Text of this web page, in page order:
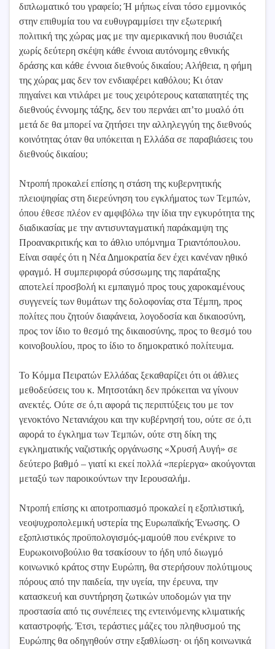
διπλωματικό του γραφείο; Ή μήπως είναι τόσο εμμονικός
στην επιθυμία του να ευθυγραμμίσει την εξωτερική
πολιτική της χώρας μας με την αμερικανική που θυσιάζει
χωρίς δεύτερη σκέψη κάθε έννοια αυτόνομης εθνικής
δράσης και κάθε έννοια διεθνούς δικαίου; Αλήθεια, η φήμη
της χώρας μας δεν τον ενδιαφέρει καθόλου; Κι όταν
πηγαίνει και ντιλάρει με τους χειρότερους καταπατητές της
διεθνούς έννομης τάξης, δεν του περνάει απ’το μυαλό ότι
μετά δε θα μπορεί να ζητήσει την αλληλεγγύη της διεθνούς
κοινότητας όταν θα υπόκειται η Ελλάδα σε παραβιάσεις του
διεθνούς δικαίου;
Ντροπή προκαλεί επίσης η στάση της κυβερνητικής
πλειοψηφίας στη διερεύνηση του εγκλήματος των Τεμπών,
όπου έθεσε πλέον εν αμφιβόλω την ίδια την εγκυρότητα της
διαδικασίας με την αντισυνταγματική παράκαμψη της
Προανακριτικής και το άθλιο υπόμνημα Τριαντόπουλου.
Είναι σαφές ότι η Νέα Δημοκρατία δεν έχει κανέναν ηθικό
φραγμό. Η συμπεριφορά σύσσωμης της παράταξης
αποτελεί προσβολή κι εμπαιγμό προς τους χαροκαμένους
συγγενείς των θυμάτων της δολοφονίας στα Τέμπη, προς
πολίτες που ζητούν διαφάνεια, λογοδοσία και δικαιοσύνη,
προς τον ίδιο το θεσμό της δικαιοσύνης, προς το θεσμό του
κοινοβουλίου, προς το ίδιο το δημοκρατικό πολίτευμα.
Το Κόμμα Πειρατών Ελλάδας ξεκαθαρίζει ότι οι άθλιες
μεθοδεύσεις του κ. Μητσοτάκη δεν πρόκειται να γίνουν
ανεκτές. Ούτε σε ό,τι αφορά τις περιπτύξεις του με τον
γενοκτόνο Νετανιάχου και την κυβέρνησή του, ούτε σε ό,τι
αφορά το έγκλημα των Τεμπών, ούτε στη δίκη της
εγκληματικής ναζιστικής οργάνωσης «Χρυσή Αυγή» σε
δεύτερο βαθμό – γιατί κι εκεί πολλά «περίεργα» ακούγονται
μεταξύ των παροικούντων την Ιερουσαλήμ.
Ντροπή επίσης κι αποτροπιασμό προκαλεί η εξοπλιστική,
νεοψυχροπολεμική υστερία της Ευρωπαϊκής Ένωσης. Ο
εξοπλιστικός προϋπολογισμός-μαμούθ που ενέκρινε το
Ευρωκοινοβούλιο θα τσακίσουν το ήδη υπό διωγμό
κοινωνικό κράτος στην Ευρώπη, θα στερήσουν πολύτιμους
πόρους από την παιδεία, την υγεία, την έρευνα, την
κατασκευή και συντήρηση ζωτικών υποδομών για την
προστασία από τις συνέπειες της εντεινόμενης κλιματικής
καταστροφής. Έτσι, τεράστιες μάζες του πληθυσμού της
Ευρώπης θα οδηγηθούν στην εξαθλίωση· οι ήδη κοινωνικά